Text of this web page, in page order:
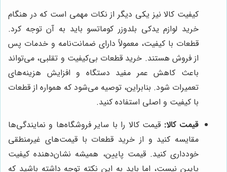
کیفیت کالا نیز یکی دیگر از نکات مهمی است که در هنگام
خرید لوازم یدکی بلدوزر کوماتسو باید به آن توجه کرد.
قطعات با کیفیت، معمولاً دارای ضمانت‌نامه و خدمات پس
از فروش هستند. خرید قطعات بی‌کیفیت و تقلبی، می‌تواند
باعث کاهش عمر مفید دستگاه و افزایش هزینه‌های
تعمیرات شود. بنابراین، توصیه می‌شود که همواره از قطعات
با کیفیت و اصلی استفاده کنید.
قیمت کالا: قیمت کالا را با سایر فروشگاه‌ها و نمایندگی‌ها
مقایسه کنید و از خرید قطعات با قیمت‌های غیرمنطقی
خودداری کنید. قیمت پایین، همیشه نشان‌دهنده کیفیت
پایین نیست، اما باید به این نکته توجه داشته باشید که